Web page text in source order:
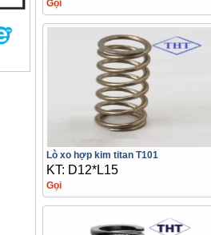
Gọi
Lò xo hợp kim titan T101
KT: D12*L15
Gọi